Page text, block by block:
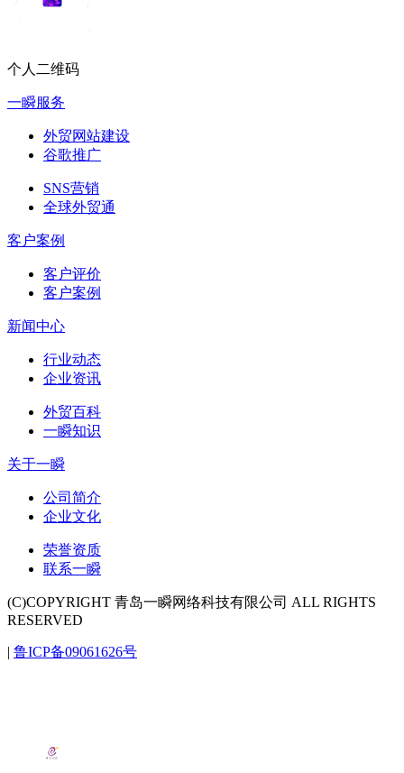
个人二维码
一瞬服务
外贸网站建设
谷歌推广
SNS营销
全球外贸通
客户案例
客户评价
客户案例
新闻中心
行业动态
企业资讯
外贸百科
一瞬知识
关于一瞬
公司简介
企业文化
荣誉资质
联系一瞬
(C)COPYRIGHT 青岛一瞬网络科技有限公司 ALL RIGHTS
RESERVED
| 鲁ICP备09061626号